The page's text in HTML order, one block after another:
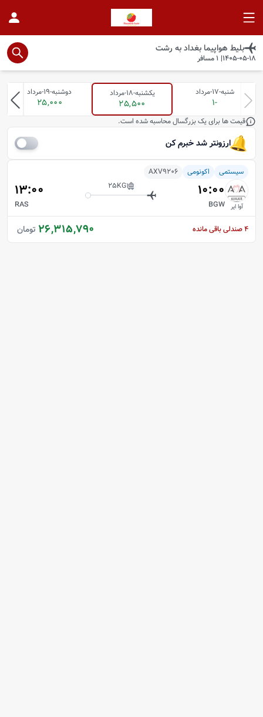
بلیط هواپیما بغدادبه رشت
1405-05-18
|
1مسافر
شنبه-17-مرداد
-1
یکشنبه-18-مرداد
25,500
دوشنبه-19-مرداد
25,000
قیمت ها برای یک بزرگسال محاسبه شده است.
ارزونتر شد خبرم کن
سیستمی اکونومی AXV9206
آوا ایر
10:00
25KG
13:00
BGW
RAS
26,315,790 تومان 4صندلی باقی مانده